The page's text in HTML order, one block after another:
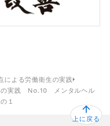
による労働衛生の実践
の実践 No.10 メンタルヘル
１
上に戻る